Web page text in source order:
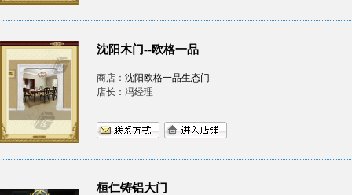
沈阳木门--欧格一品
商店： 沈阳欧格一品生态门
店长：冯经理
桓仁铸铝大门